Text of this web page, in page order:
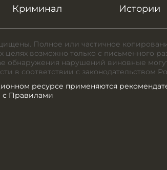
Криминал Истории
Полное или частичное
целях возможно только с письменного
обнаружения нарушений виновные
в соответствии с законодательством
ресурсе применяются
с Правилами